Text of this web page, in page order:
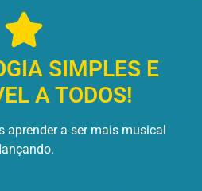
SIMPLES E
A TODOS!
aprender a ser mais musical